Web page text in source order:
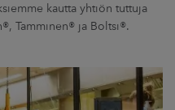
kautta yhtiön tuttuja
Tamminen® ja Boltsi®.